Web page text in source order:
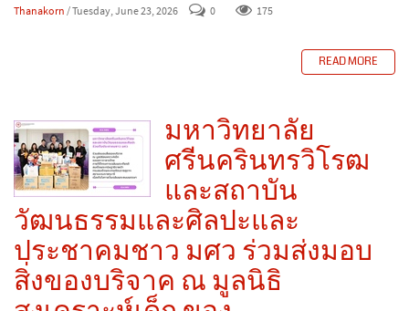
Thanakorn / Tuesday, June 23, 2026 0 175
READ MORE
มหาวิทยาลัย
ศรีนครินทรวิโรฒ
และสถาบัน
วัฒนธรรมและศิลปะและ
ประชาคมชาว มศว ร่วมส่งมอบ
สิ่งของบริจาค ณ มูลนิธิ